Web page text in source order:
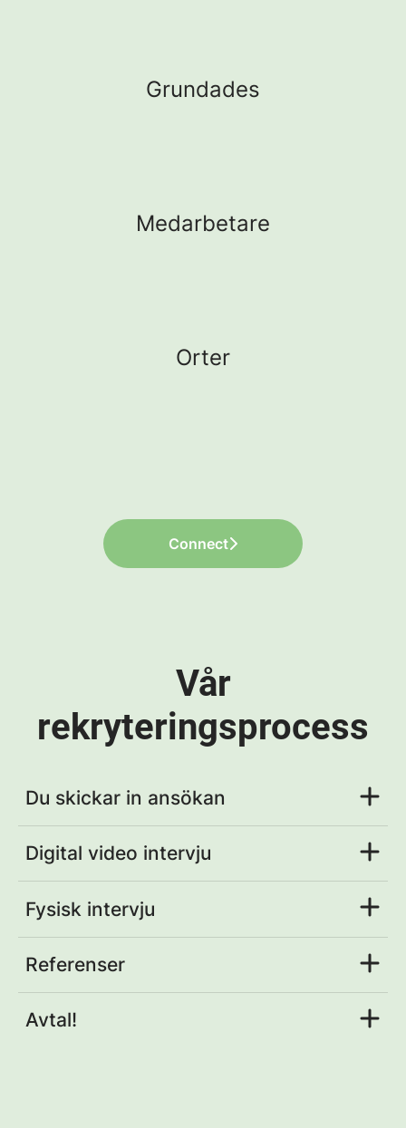
Grundades
Medarbetare
Orter
Connect
Vår
rekryteringsprocess
Du skickar in ansökan
Digital video intervju
Fysisk intervju
Referenser
Avtal!